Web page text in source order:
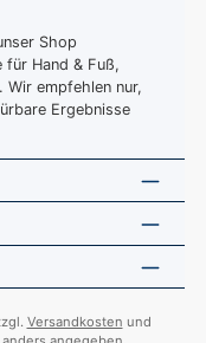
Shop
Hand & Fuß,
empfehlen nur,
Ergebnisse
Versandkosten und